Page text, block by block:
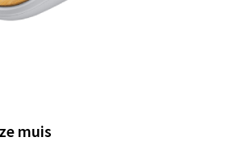
muis